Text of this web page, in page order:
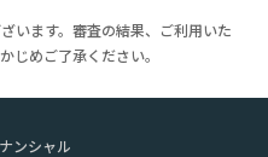
います。審査の結果、ご利用いた
じめご了承ください。
ンシャル